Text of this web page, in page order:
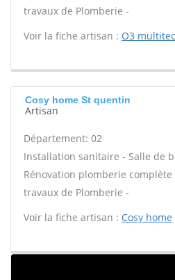
travaux de Plomberie -
Voir la fiche artisan : O3
Cosy home St quentin
Artisan
Département: 02
Installation sanitaire - Salle de
Rénovation plomberie
travaux de Plomberie -
Voir la fiche artisan : Cosy home